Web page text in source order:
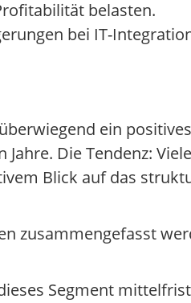
belasten.
bei IT-
ein
Die Tendenz:
Blick auf das
zusammengefasst
Segment